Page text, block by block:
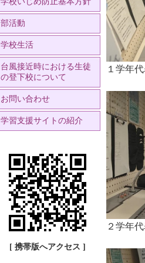
１学年
２学年
部活動
学校生活
台風接近時における生徒
の登下校について
お問い合わせ
学習支援サイトの紹介
[ 携帯版へアクセス ]